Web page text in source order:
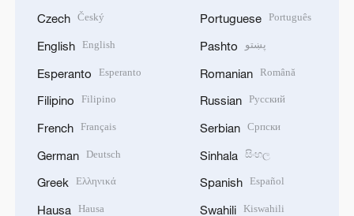
Czech Český
English English
Esperanto Esperanto
Filipino Filipino
French Français
German Deutsch
Greek Ελληνικά
Hausa Hausa
Portuguese Português
Pashto پښتو
Romanian Română
Russian Русский
Serbian Српски
Sinhala සිංහල
Spanish Español
Swahili Kiswahili